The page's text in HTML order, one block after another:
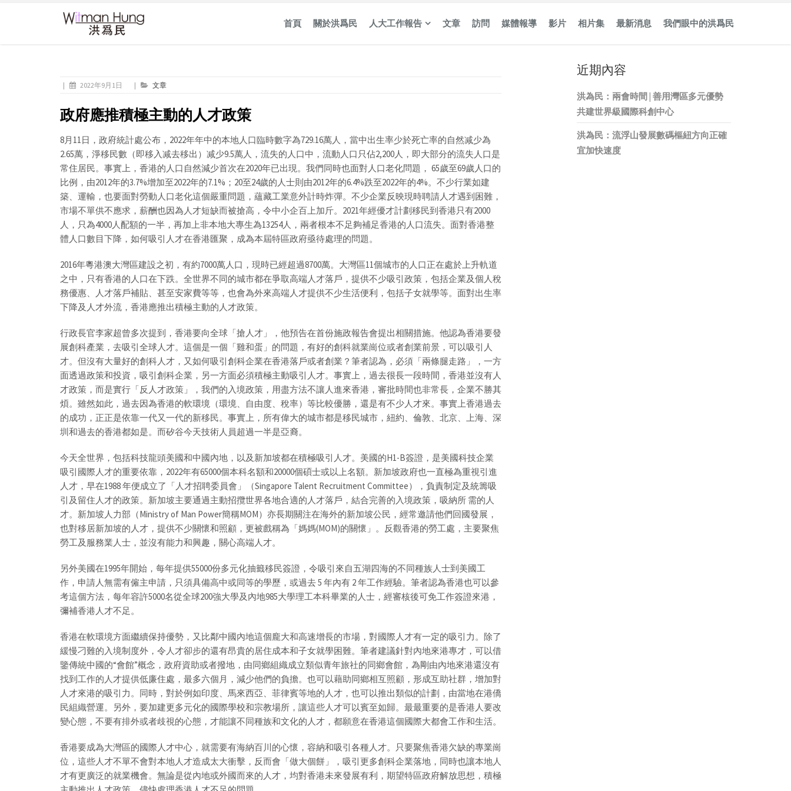
首頁 關於洪爲民 人大工作報告 文章 訪問 媒體報導 影片 相片集 最新消息 我們眼中的洪爲民
| 2022年9月1日 | 文章
政府應推積極主動的人才政策
8月11日，政府統計處公布，2022年年中的本地人口臨時數字為729.16萬人，當中出生率少於死亡率的自然减少為
2.65萬，淨移民數（即移入减去移出）减少9.5萬人，流失的人口中，流動人口只佔2,200人，即大部分的流失人口是
常住居民。事實上，香港的人口自然減少首次在2020年已出現。我們同時也面對人口老化問題， 65歲至69歲人口的
比例，由2012年的3.7%增加至2022年的7.1%；20至24歲的人士則由2012年的6.4%跌至2022年的4%。不少行業如建
築、運輸，也要面對勞動人口老化這個嚴重問題，蘊藏工業意外計時炸彈。不少企業反映現時聘請人才遇到困難，
市場不單供不應求，薪酬也因為人才短缺而被搶高，令中小企百上加斤。2021年經優才計劃移民到香港只有2000
人，只為4000人配額的一半，再加上非本地大專生為13254人，兩者根本不足夠補足香港的人口流失。面對香港整
體人口數目下降，如何吸引人才在香港匯聚，成為本屆特區政府亟待處理的問題。
2016年粵港澳大灣區建設之初，有約7000萬人口，現時已經超過8700萬。大灣區11個城市的人口正在處於上升軌道
之中，只有香港的人口在下跌。全世界不同的城市都在爭取高端人才落戶，提供不少吸引政策，包括企業及個人稅
務優惠、人才落戶補貼、甚至安家費等等，也會為外來高端人才提供不少生活便利，包括子女就學等。面對出生率
下降及人才外流，香港應推出積極主動的人才政策。
行政長官李家超曾多次提到，香港要向全球「搶人才」，他預告在首份施政報告會提出相關措施。他認為香港要發
展創科產業，去吸引全球人才。這個是一個「雞和蛋」的問題，有好的創科就業崗位或者創業前景，可以吸引人
才。但沒有大量好的創科人才，又如何吸引創科企業在香港落戶或者創業？筆者認為，必須「兩條腿走路」，一方
面透過政策和投資，吸引創科企業，另一方面必須積極主動吸引人才。事實上，過去很長一段時間，香港並沒有人
才政策，而是實行「反人才政策」，我們的入境政策，用盡方法不讓人進來香港，審批時間也非常長，企業不勝其
煩。雖然如此，過去因為香港的軟環境（環境、自由度、稅率）等比較優勝，還是有不少人才來。事實上香港過去
的成功，正正是依靠一代又一代的新移民。事實上，所有偉大的城市都是移民城市，紐約、倫敦、北京、上海、深
圳和過去的香港都如是。而矽谷今天技術人員超過一半是亞裔。
今天全世界，包括科技龍頭美國和中國內地，以及新加坡都在積極吸引人才。美國的H1-B簽證，是美國科技企業
吸引國際人才的重要依靠，2022年有65000個本科名額和20000個碩士或以上名額。新加坡政府也一直極為重視引進
人才，早在1988 年便成立了「人才招聘委員會」（Singapore Talent Recruitment Committee），負責制定及統籌吸
引及留住人才的政策。新加坡主要通過主動招攬世界各地合適的人才落戶，結合完善的入境政策，吸納所 需的人
才。新加坡人力部（Ministry of Man Power簡稱MOM）亦長期關注在海外的新加坡公民，經常邀請他們回國發展，
也對移居新加坡的人才，提供不少關懷和照顧，更被戲稱為「媽媽(MOM)的關懷」。反觀香港的勞工處，主要聚焦
勞工及服務業人士，並沒有能力和興趣，關心高端人才。
另外美國在1995年開始，每年提供55000份多元化抽籤移民簽證，令吸引來自五湖四海的不同種族人士到美國工
作，申請人無需有僱主申請，只須具備高中或同等的學歷，或過去 5 年內有 2 年工作經驗。筆者認為香港也可以參
考這個方法，每年容許5000名從全球200強大學及內地985大學理工本科畢業的人士，經審核後可免工作簽證來港，
彌補香港人才不足。
香港在軟環境方面繼續保持優勢，又比鄰中國內地這個龐大和高速增長的市場，對國際人才有一定的吸引力。除了
緩慢刁難的入境制度外，令人才卻步的還有昂貴的居住成本和子女就學困難。筆者建議針對內地來港專才，可以借
鑒傳統中國的“會館”概念，政府資助或者撥地，由同鄉組織成立類似青年旅社的同鄉會館，為剛由內地來港還沒有
找到工作的人才提供低廉住處，最多六個月，減少他們的負擔。也可以藉助同鄉相互照顧，形成互助社群，增加對
人才來港的吸引力。同時，對於例如印度、馬來西亞、菲律賓等地的人才，也可以推出類似的計劃，由當地在港僑
民組織營運。另外，要加建更多元化的國際學校和宗教場所，讓這些人才可以賓至如歸。最最重要的是香港人要改
變心態，不要有排外或者歧視的心態，才能讓不同種族和文化的人才，都願意在香港這個國際大都會工作和生活。
香港要成為大灣區的國際人才中心，就需要有海納百川的心懷，容納和吸引各種人才。只要聚焦香港欠缺的專業崗
位，這些人才不單不會對本地人才造成太大衝擊，反而會「做大個餅」，吸引更多創科企業落地，同時也讓本地人
才有更廣泛的就業機會。無論是從內地或外國而來的人才，均對香港未來發展有利，期望特區政府解放思想，積極
近期內容
洪為民：兩會時間 | 善用灣區多元優勢
共建世界級國際科創中心
洪為民：流浮山發展數碼樞紐方向正確
宜加快速度